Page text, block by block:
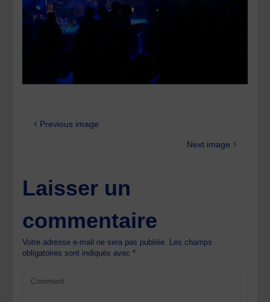
Previous image
Next image
Laisser un
commentaire
Votre adresse e-mail ne sera pas publiée. Les champs
obligatoires sont indiqués avec*